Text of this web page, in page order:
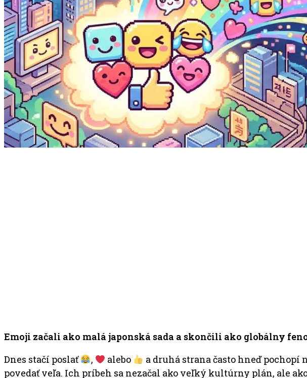
Emoji začali ako malá japonská sada a skončili ako globálny
Dnes stačí poslať
, alebo
a druhá strana často hneď pochopí
povedať veľa. Ich príbeh sa nezačal ako veľký kultúrny plán, ale